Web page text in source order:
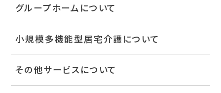
グループホームについて
小規模多機能型居宅介護について
その他サービスについて